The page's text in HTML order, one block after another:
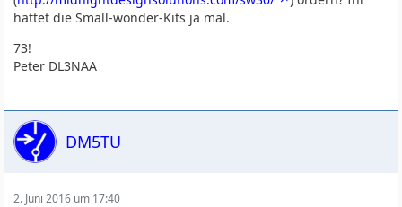
hattet die Small-wonder-Kits ja mal.
73!
Peter DL3NAA
DM5TU
2. Juni 2016 um 17:40